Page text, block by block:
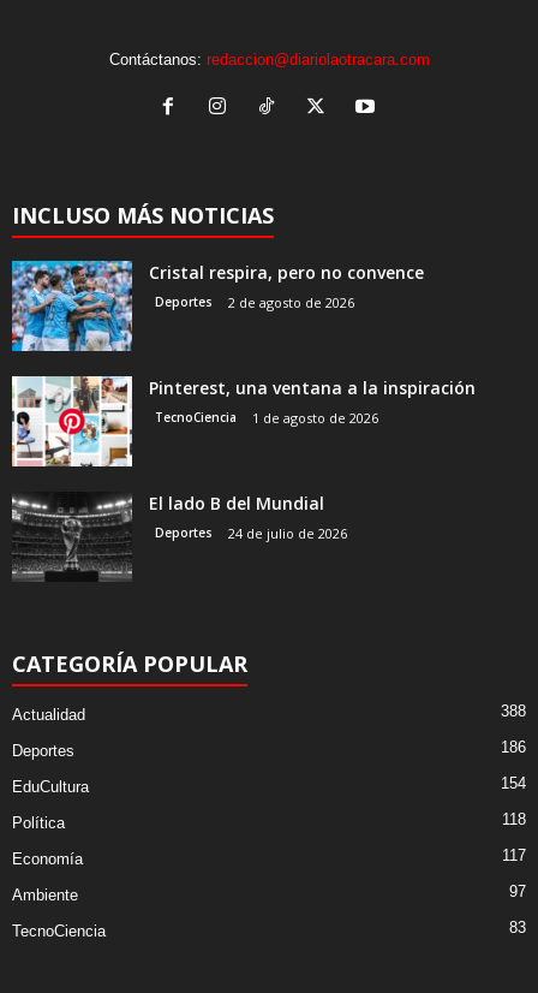
Contáctanos: redaccion@diariolaotracara.com
INCLUSO MÁS NOTICIAS
Cristal respira, pero no convence
Deportes 2 de agosto de 2026
Pinterest, una ventana a la inspiración
TecnoCiencia 1 de agosto de 2026
El lado B del Mundial
Deportes 24 de julio de 2026
CATEGORÍA POPULAR
Actualidad 388
Deportes 186
EduCultura 154
Política 118
Economía 117
Ambiente 97
TecnoCiencia 83